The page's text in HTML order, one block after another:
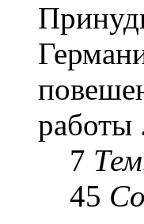
работы
7
45